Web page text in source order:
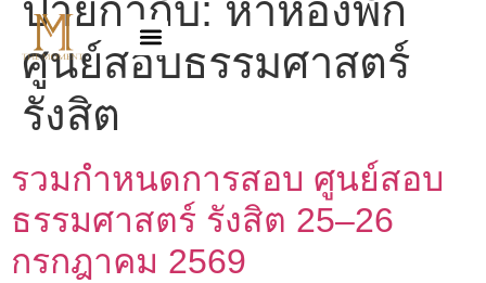
ป้ายกำกับ: หาห้องพัก
ศูนย์สอบธรรมศาสตร์
รังสิต
รวมกำหนดการสอบ ศูนย์สอบ
ธรรมศาสตร์ รังสิต 25–26
กรกฎาคม 2569